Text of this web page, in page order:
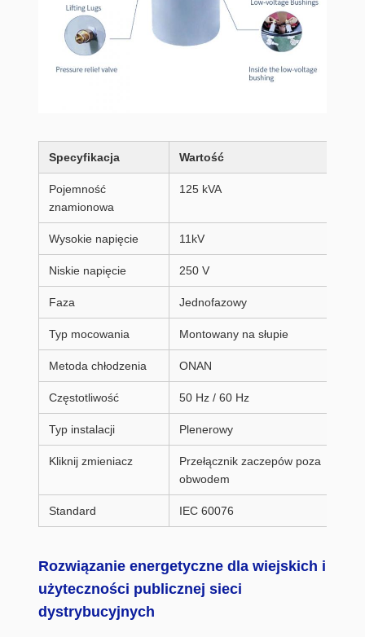
Specyfikacja Wartość
Pojemność
znamionowa
125 kVA
Wysokie napięcie 11kV
Niskie napięcie 250 V
Faza Jednofazowy
Typ mocowania Montowany na słupie
Metoda chłodzenia ONAN
Częstotliwość 50 Hz / 60 Hz
Typ instalacji Plenerowy
Kliknij zmieniacz
Przełącznik zaczepów poza
obwodem
Standard IEC 60076
Rozwiązanie energetyczne dla wiejskich i
użyteczności publicznej sieci
dystrybucyjnych